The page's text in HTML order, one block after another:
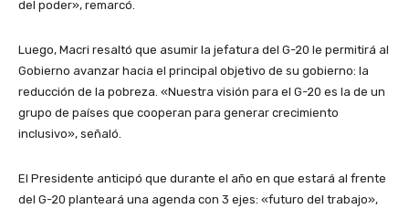
del poder», remarcó.
Luego, Macri resaltó que asumir la jefatura del G-20 le permitirá al
Gobierno avanzar hacia el principal objetivo de su gobierno: la
reducción de la pobreza. «Nuestra visión para el G-20 es la de un
grupo de países que cooperan para generar crecimiento
inclusivo», señaló.
El Presidente anticipó que durante el año en que estará al frente
del G-20 planteará una agenda con 3 ejes: «futuro del trabajo»,